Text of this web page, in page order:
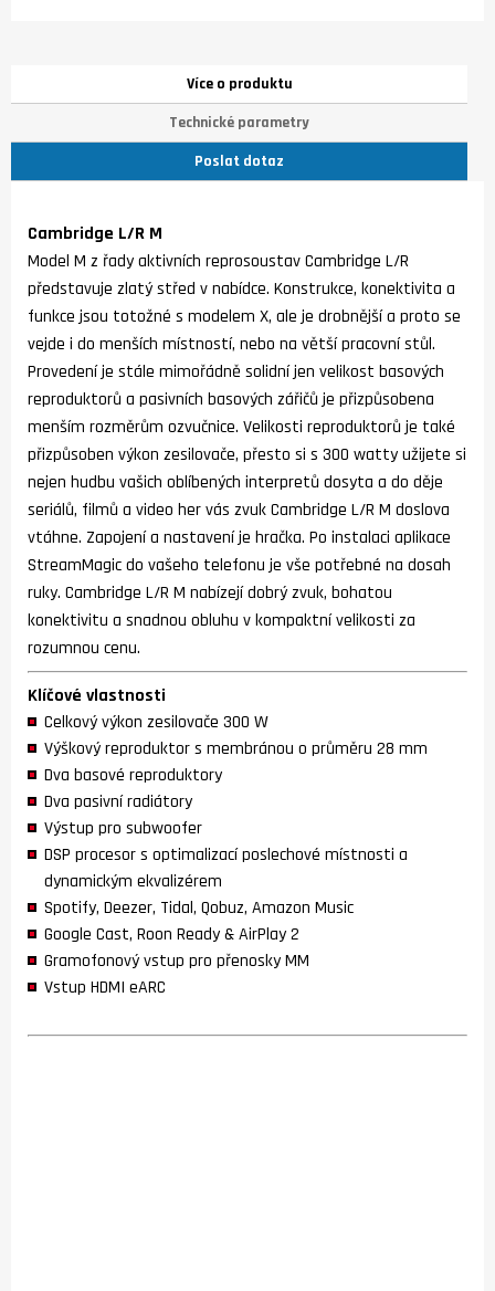
Více o produktu
Technické parametry
Poslat dotaz
Cambridge L/R M
Model M z řady aktivních reprosoustav Cambridge L/R
představuje zlatý střed v nabídce. Konstrukce, konektivita a
funkce jsou totožné s modelem X, ale je drobnější a proto se
vejde i do menších místností, nebo na větší pracovní stůl.
Provedení je stále mimořádně solidní jen velikost basových
reproduktorů a pasivních basových zářičů je přizpůsobena
menším rozměrům ozvučnice. Velikosti reproduktorů je také
přizpůsoben výkon zesilovače, přesto si s 300 watty užijete si
nejen hudbu vašich oblíbených interpretů dosyta a do děje
seriálů, filmů a video her vás zvuk Cambridge L/R M doslova
vtáhne. Zapojení a nastavení je hračka. Po instalaci aplikace
StreamMagic do vašeho telefonu je vše potřebné na dosah
ruky. Cambridge L/R M nabízejí dobrý zvuk, bohatou
konektivitu a snadnou obluhu v kompaktní velikosti za
rozumnou cenu.
Klíčové vlastnosti
Celkový výkon zesilovače 300 W
Výškový reproduktor s membránou o průměru 28 mm
Dva basové reproduktory
Dva pasivní radiátory
Výstup pro subwoofer
DSP procesor s optimalizací poslechové místnosti a
dynamickým ekvalizérem
Spotify, Deezer, Tidal, Qobuz, Amazon Music
Google Cast, Roon Ready & AirPlay 2
Gramofonový vstup pro přenosky MM
Vstup HDMI eARC